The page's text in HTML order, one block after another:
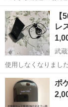
日128日★クリーン
★就業先食堂利用可！
工場のお仕事 ◇コネ
茨城 常陸大宮市
【
レ
武
使用しなくなりまし
せん。 引き取りに来
埼玉 さいたま市
ポ